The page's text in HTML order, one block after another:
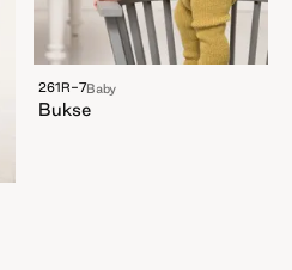
261R-7Baby
Bukse